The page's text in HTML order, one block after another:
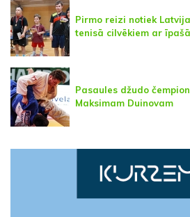
Pirmo reizi notiek
tenisā cilvēkiem ar
Pasaules džudo
Maksimam Duinovam